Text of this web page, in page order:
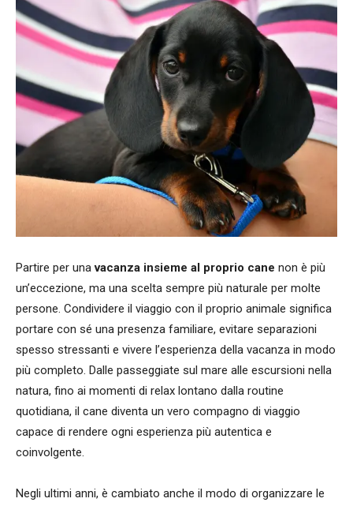
Partire per unavacanza insieme al proprio cane non è più
un’eccezione, ma una scelta sempre più naturale per molte
persone. Condividere il viaggio con il proprio animale significa
portare con sé una presenza familiare, evitare separazioni
spesso stressanti e vivere l’esperienza della vacanza in modo
più completo. Dalle passeggiate sul mare alle escursioni nella
natura, fino ai momenti di relax lontano dalla routine
quotidiana, il cane diventa un vero compagno di viaggio
capace di rendere ogni esperienza più autentica e
coinvolgente.
Negli ultimi anni, è cambiato anche il modo di organizzare le